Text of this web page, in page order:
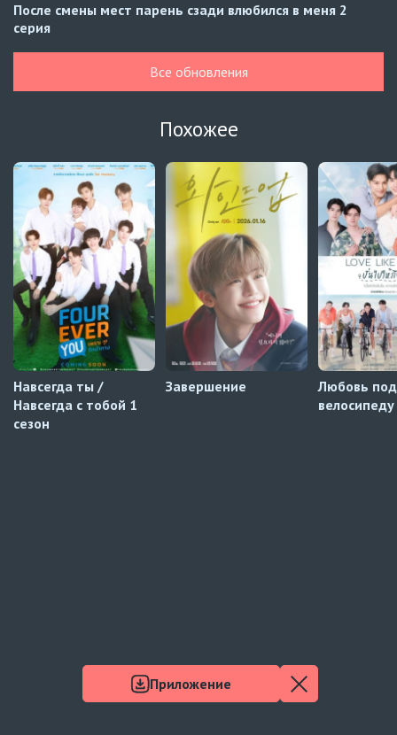
После смены мест парень сзади влюбился в меня 2
серия
После смены мест парень сзади влюбился в меня
серия
Украинские субтитры
Навечно влюблённые
6 серия
BLDUB
Навечно влюблённые
5 серия
BLDUB
Мистер Килл5 серия
AniDUB
Все обновления
Похожее
Навсегда ты /
Навсегда с тобой 1
сезон
Завершение
Любовь
велосипеду
Приложение